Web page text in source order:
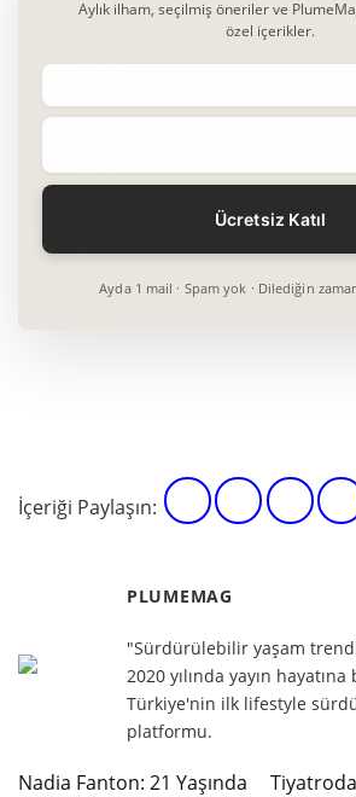
Aylık ilham, seçilmiş öneriler ve
özel içerikler.
Ayda 1 mail · Spam yok · Dilediğin
İçeriği Paylaşın:
PLUMEMAG
"Sürdürülebilir yaşam
2020 yılında yayın
Türkiye'nin ilk lifestyle
platformu.
Nadia Fanton: 21 Yaşında